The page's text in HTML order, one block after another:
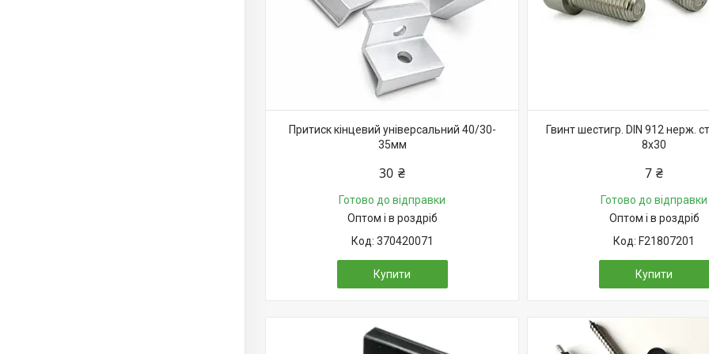
Притиск кінцевий універсальний 40/30-
35мм
30 ₴
Готово до відправки
Оптом і в роздріб
370420071
Купити
Гвинт шестигр. DIN 912 нерж.
8х30
7 ₴
Готово до відправки
Оптом і в роздріб
F21807201
Купити